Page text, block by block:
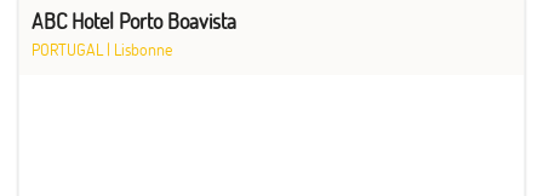
ABC Hotel Porto Boavista
PORTUGAL | Lisbonne